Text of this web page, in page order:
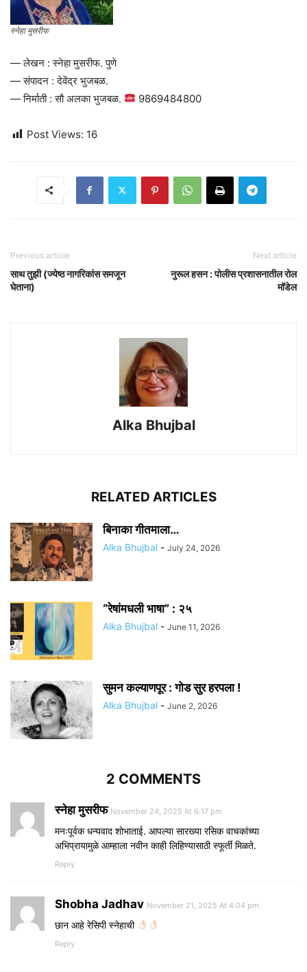
स्नेहा मुसरीफ
— लेखन : स्नेहा मुसरीफ. पुणे
— संपादन : देवेंद्र भुजबळ.
— निर्माती : सौ अलका भुजबळ.
9869484800
Post Views: 16
Previous article
साथ तुझी (ज्येष्ठ नागरिकांस समजून
घेताना)
Next article
नुरूल हसन : पोलीस प्रशासनातील रोल
मॉडेल
Alka Bhujbal
RELATED ARTICLES
बिनाका गीतमाला…
Alka Bhujbal - July 24, 2026
“रेषांमधली भाषा” : २५
Alka Bhujbal - June 11, 2026
सुमन कल्याणपूर : गोड सुर हरपला !
Alka Bhujbal - June 2, 2026
2 COMMENTS
स्नेहा मुसरीफ November 24, 2025 At 6:17 pm
मनःपूर्वक धन्यवाद शोभाताई. आपल्या सारख्या रसिक वाचकांच्या
अभिप्रायामुळे आम्हाला नवीन काही लिहिण्यासाठी स्फूर्ती मिळते.
Reply
Shobha Jadhav November 21, 2025 At 4:04 pm
छान आहे रेसिपी स्नेहाची
Reply